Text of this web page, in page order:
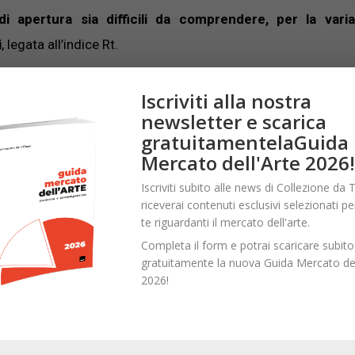
apertura sia difficili da comprendere, per la
, legata all’indice Rt.
per non sovraccaricare il
in sicurezza.
culturali sono la Toscana, la Campania, il
Ecco quindi 6 mostre da non perdere, in zona gialla!
– museo Novecento
Iscriviti alla nostra
newsletter e scarica
gratuitamentelaGuida
Mercato dell'Arte 2026!
Iscriviti subito alle news di Collezione da
riceverai contenuti esclusivi selezionati
te riguardanti il mercato dell'arte.
Completa il form e potrai scaricare subito
gratuitamente la nuova Guida Mercato
2026!